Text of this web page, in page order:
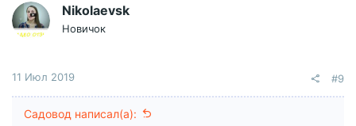
Nikolaevsk
Новичок
11 Июл 2019 #9
Садовод написал(а):